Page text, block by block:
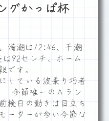
グかっぱ杯
満潮は12:46、干潮
92センチ、ホーム
です。
している波乗り巧者
今節唯一のＡラン
検日の動きは目立ち
ーターが多い今節な